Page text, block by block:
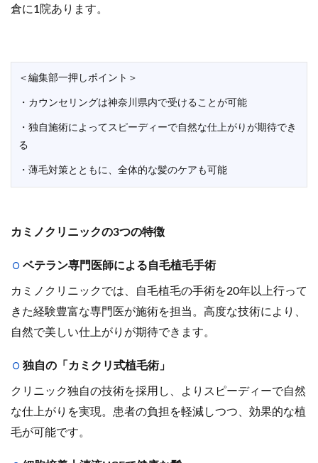
倉に1院あります。
＜編集部一押しポイント＞
・カウンセリングは神奈川県内で受けることが可能
・独自施術によってスピーディーで自然な仕上がりが期待でき
る
・薄毛対策とともに、全体的な髪のケアも可能
カミノクリニックの3つの特徴
ベテラン専門医師による自毛植毛手術
カミノクリニックでは、自毛植毛の手術を20年以上行って
きた経験豊富な専門医が施術を担当。高度な技術により、
自然で美しい仕上がりが期待できます。
独自の「カミクリ式植毛術」
クリニック独自の技術を採用し、よりスピーディーで自然
な仕上がりを実現。患者の負担を軽減しつつ、効果的な植
毛が可能です。